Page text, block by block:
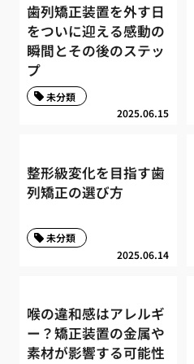
歯列矯正装置を外す日
をついに迎える感動の
瞬間とその後のステッ
プ
2025.06.15
未分類
整形級変化を目指す歯
列矯正の選び方
2025.06.14
未分類
喉の違和感はアレルギ
ー？矯正装置の金属や
素材が影響する可能性